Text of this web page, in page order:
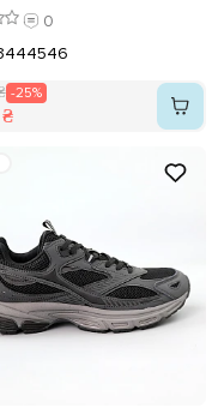
0
444546
-25%